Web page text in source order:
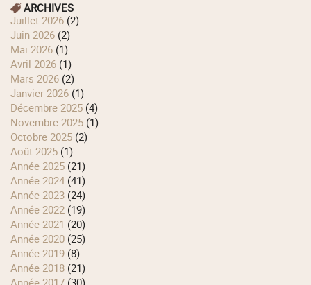
ARCHIVES
juillet 2026 (2)
juin 2026 (2)
mai 2026 (1)
avril 2026 (1)
mars 2026 (2)
janvier 2026 (1)
décembre 2025 (4)
novembre 2025 (1)
octobre 2025 (2)
août 2025 (1)
année 2025 (21)
année 2024 (41)
année 2023 (24)
année 2022 (19)
année 2021 (20)
année 2020 (25)
année 2019 (8)
année 2018 (21)